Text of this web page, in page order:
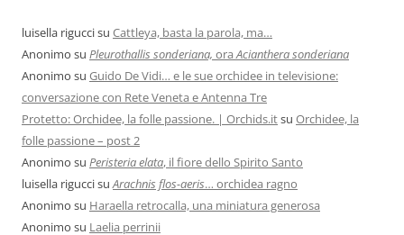
luisella riguccisu Cattleya, basta la parola, ma…
Anonimo su Pleurothallis sonderiana, ora Acianthera sonderiana
Anonimo su Guido De Vidi… e le sue orchidee in televisione:
conversazione con Rete Veneta e Antenna Tre
Protetto: Orchidee, la folle passione. | Orchids.itsu Orchidee, la
folle passione – post 2
Anonimo su Peristeria elata, il fiore dello Spirito Santo
luisella riguccisu Arachnis flos-aeris… orchidea ragno
Anonimo su Haraella retrocalla, una miniatura generosa
Anonimo su Laelia perrinii